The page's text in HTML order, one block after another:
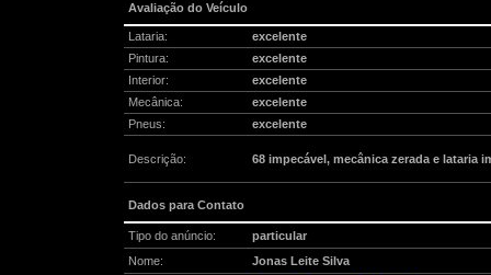
Avaliação do Veículo
Lataria:
excelente
Pintura:
excelente
Interior:
excelente
Mecânica:
excelente
Pneus:
excelente
Descrição: 68 impecável, mecânica zerada e lataria
Dados para Contato
Tipo do anúncio:
particular
Nome:
Jonas Leite Silva